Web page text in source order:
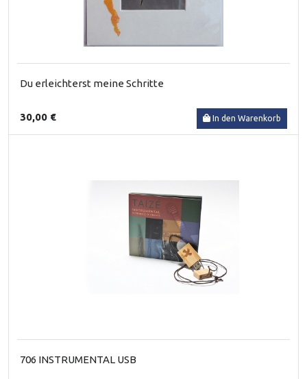
Du erleichterst meine Schritte
30,00 € In den Warenkorb
706 INSTRUMENTAL USB